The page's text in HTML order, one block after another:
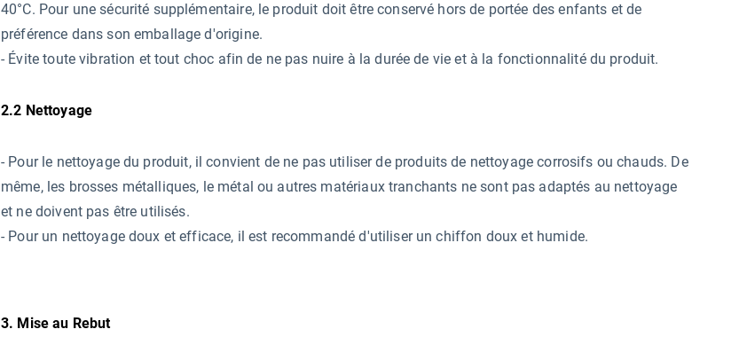
40°C. Pour une sécurité supplémentaire, le produit doit être conservé hors de portée des enfants et de
préférence dans son emballage d'origine.
- Évite toute vibration et tout choc afin de ne pas nuire à la durée de vie et à la fonctionnalité du produit.
2.2 Nettoyage
- Pour le nettoyage du produit, il convient de ne pas utiliser de produits de nettoyage corrosifs ou chauds. De
même, les brosses métalliques, le métal ou autres matériaux tranchants ne sont pas adaptés au nettoyage
et ne doivent pas être utilisés.
- Pour un nettoyage doux et efficace, il est recommandé d'utiliser un chiffon doux et humide.
3. Mise au Rebut